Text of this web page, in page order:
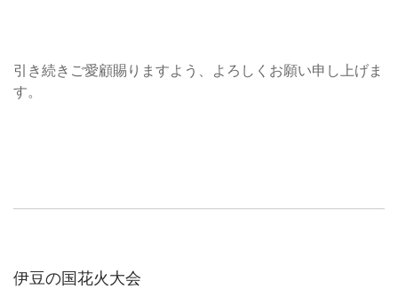
引き続きご愛顧賜りますよう、よろしくお願い申し上げま
す。
伊豆の国花火大会